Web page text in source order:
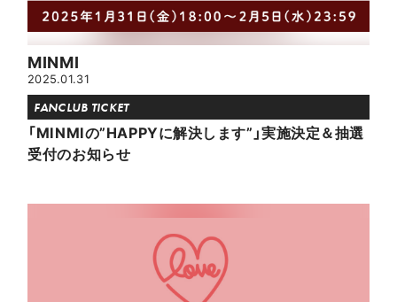
MINMI
2025.01.31
FANCLUB TICKET
「MINMIの”HAPPYに解決します”」実施決定＆抽選
受付のお知らせ